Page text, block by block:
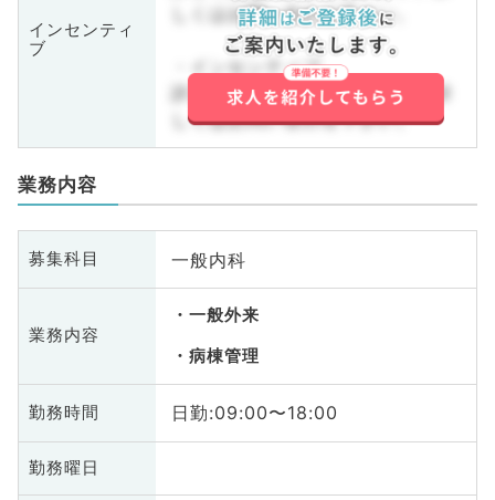
インセンティ
ブ
しくはお問い合わせ下さい。
・インセンティブ
詳しくはお問い合わせ下さい。詳
しくはお問い合わせ下さい。
業務内容
募集科目 一般内科
業務内容
一般外来
病棟管理
勤務時間 日勤:09:00〜18:00
勤務曜日